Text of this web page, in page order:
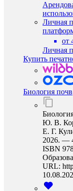
Личная
от
Личная
Купить
Биология почв
Ю. В.
Е. Г.
2026. —
ISBN
URL: